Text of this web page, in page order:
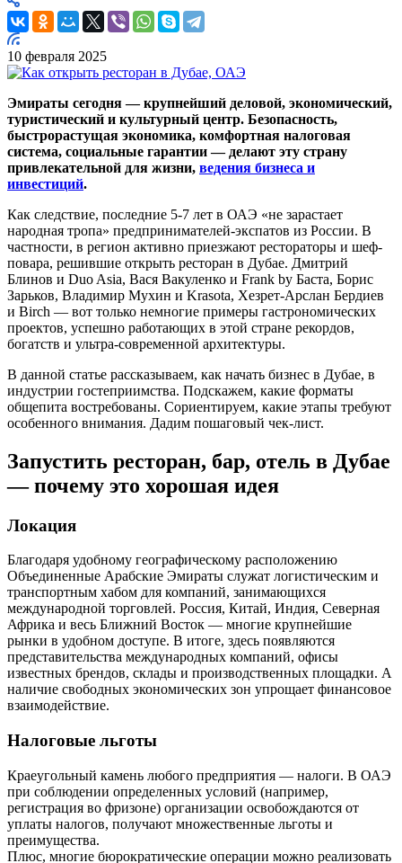
10 февраля 2025
Эмираты сегодня — крупнейший деловой, экономический,
туристический и культурный центр. Безопасность,
быстрорастущая экономика, комфортная налоговая
система, социальные гарантии — делают эту страну
привлекательной для жизни, ведения бизнеса и
инвестиций.
Как следствие, последние 5-7 лет в ОАЭ «не зарастает
народная тропа» предпринимателей-экспатов из России. В
частности, в регион активно приезжают рестораторы и шеф-
повара, решившие открыть ресторан в Дубае. Дмитрий
Блинов и Duo Asia, Вася Вакуленко и Frank by Баста, Борис
Зарьков, Владимир Мухин и Krasota, Хезрет-Арслан Бердиев
и Birch — вот только немногие примеры гастрономических
проектов, успешно работающих в этой стране рекордов,
богатств и ультра-современной архитектуры.
В данной статье рассказываем, как начать бизнес в Дубае, в
индустрии гостеприимства. Подскажем, какие форматы
общепита востребованы. Сориентируем, какие этапы требуют
особенного внимания. Дадим пошаговый чек-лист.
Запустить ресторан, бар, отель в Дубае
— почему это хорошая идея
Локация
Благодаря удобному географическому расположению
Объединенные Арабские Эмираты служат логистическим и
транспортным хабом для компаний, занимающихся
международной торговлей. Россия, Китай, Индия, Северная
Африка и весь Ближний Восток — многие крупнейшие
рынки в удобном доступе. В итоге, здесь появляются
представительства международных компаний, офисы
известных брендов, склады и производственных площадки. А
наличие свободных экономических зон упрощает финансовое
взаимодействие.
Налоговые льготы
Краеугольный камень любого предприятия — налоги. В ОАЭ
при соблюдении определенных условий (например,
регистрация во фризоне) организации освобождаются от
уплаты налогов, получают множественные льготы и
преимущества.
Плюс, многие бюрократические операции можно реализовать